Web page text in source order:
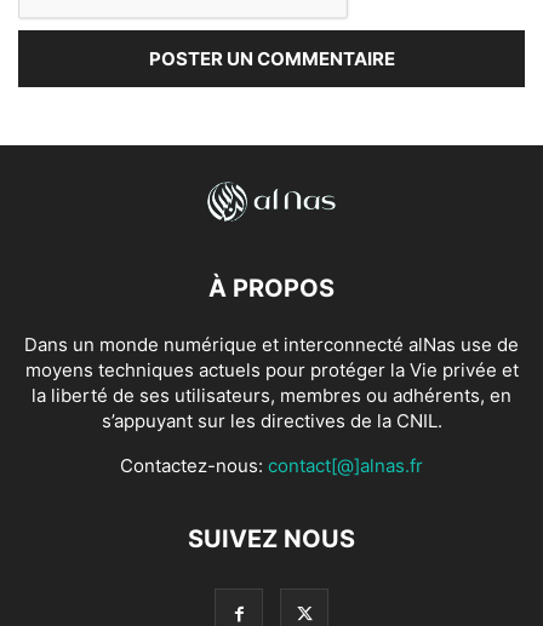
À PROPOS
Dans un monde numérique et interconnecté alNas use de
moyens techniques actuels pour protéger la Vie privée et
la liberté de ses utilisateurs, membres ou adhérents, en
s’appuyant sur les directives de la CNIL.
Contactez-nous: contact[@]alnas.fr
SUIVEZ NOUS